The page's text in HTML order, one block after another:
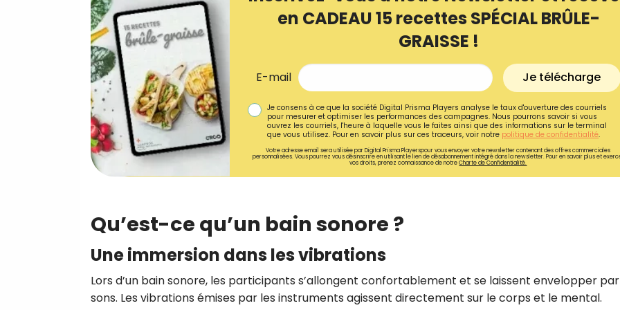
en CADEAU 15 recettes SPÉCIAL BRÛLE-
GRAISSE !
E-mail Je télécharge
Je consens à ce que la société Digital Prisma Players analyse le taux d'ouverture des courriels
pour mesurer et optimiser les performances des campagnes. Nous pourrons savoir si vous
ouvrez les courriels, l'heure à laquelle vous le faites ainsi que des informations sur le terminal
que vous utilisez. Pour en savoir plus sur ces traceurs, voir notre politique de confidentialité.
Votre adresse email sera utilisée par Digital Prisma Playerspour vous envoyer votre newsletter contenant des offres commerciales
personnalisées. Vous pourrez vous désinscrire en utilisant le lien de désabonnement intégré dans la newsletter. Pour en savoir plus et
vos droits, prenez connaissance de notreCharte de Confidentialité.
Qu’est-ce qu’un bain sonore ?
Une immersion dans les vibrations
Lors d’un bain sonore, les participants s’allongent confortablement et se laissent envelopper
sons. Les vibrations émises par les instruments agissent directement sur le corps et le mental.
!
Ainsi que la newsletter